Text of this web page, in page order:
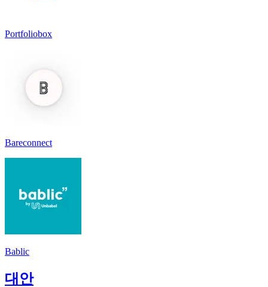
Portfoliobox
Bareconnect
Bablic
대안